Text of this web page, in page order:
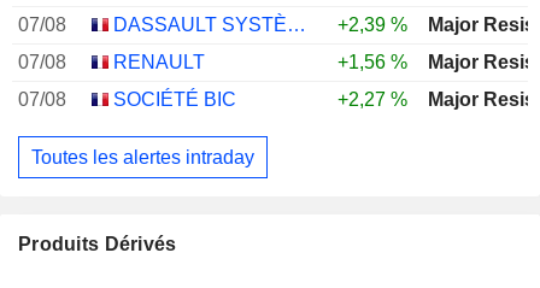
07/08
DASSAULT SYSTÈMES SE +2,39 %
Major
07/08
RENAULT +1,56 %
Major
07/08
SOCIÉTÉ BIC +2,27 % Major
Toutes les alertes intraday
Produits Dérivés